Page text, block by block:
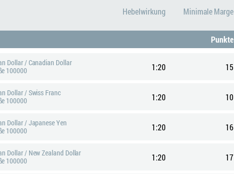
Hebelwirkung Minimale Marge
Punkte
Dollar / Canadian Dollar
100000
1:20 15
Dollar / Swiss Franc
100000
1:20 10
Dollar / Japanese Yen
100000
1:20 16
Dollar / New Zealand Dollar
100000
1:20 17